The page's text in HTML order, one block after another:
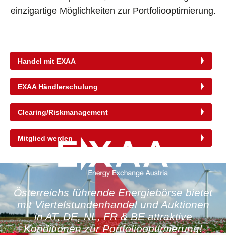
einzigartige Möglichkeiten zur Portfoliooptimierung.
Handel mit EXAA
EXAA Händlerschulung
Clearing/Riskmanagement
Mitglied werden
Österreichs führende Energiebörse bietet
mit Viertelstundenhandel und Auktionen
in AT, DE, NL, FR & BE attraktive
Konditionen zur Portfoliooptimierung!